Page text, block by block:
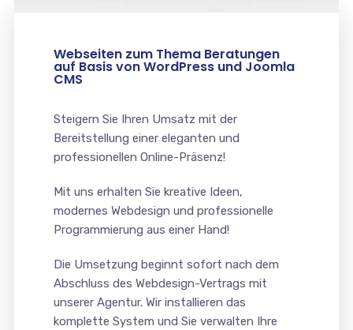
Webseiten zum Thema Beratungen
auf Basis von WordPress und Joomla
CMS
Steigern Sie Ihren Umsatz mit der
Bereitstellung einer eleganten und
professionellen Online-Präsenz!
Mit uns erhalten Sie kreative Ideen,
modernes Webdesign und professionelle
Programmierung aus einer Hand!
Die Umsetzung beginnt sofort nach dem
Abschluss des Webdesign-Vertrags mit
unserer Agentur. Wir installieren das
komplette System und Sie verwalten Ihre